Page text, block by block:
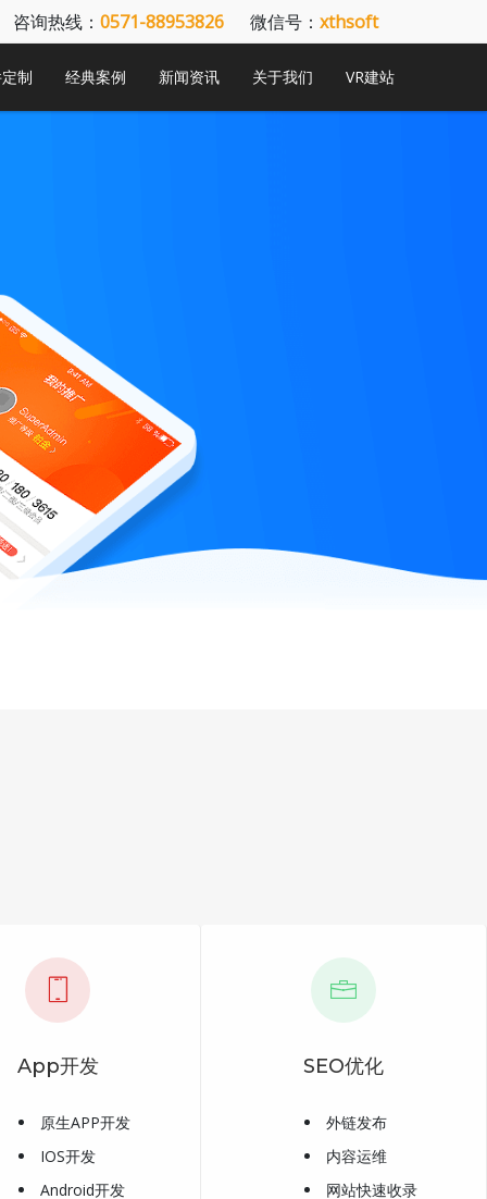
咨询热线： 0571-88953826 微信号： xthsoft
制 经典案例 新闻资讯 关于我们 VR建站
App开发
原生APP开发
IOS开发
Android开发
SEO优化
外链发布
内容运维
网站快速收录